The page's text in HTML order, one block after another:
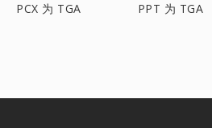
PCX 为 TGA PPT 为 TGA